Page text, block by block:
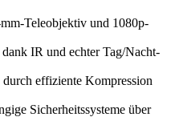
Teleobjektiv und 1080p-
IR und echter Tag/Nacht-
durch effiziente Kompression
Sicherheitssysteme über